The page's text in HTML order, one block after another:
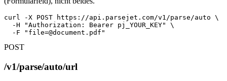
curl -X POST https://api.parsejet.com/v1/parse/auto \
  -H "Authorization: Bearer pj_YOUR_KEY" \
  -F "
file=@document.pdf "
POST
/v1/parse/auto/url